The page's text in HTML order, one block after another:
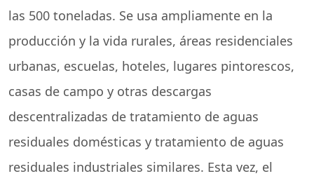
las 500 toneladas. Se usa ampliamente en la
producción y la vida rurales, áreas residenciales
urbanas, escuelas, hoteles, lugares pintorescos,
casas de campo y otras descargas
descentralizadas de tratamiento de aguas
residuales domésticas y tratamiento de aguas
residuales industriales similares. Esta vez, el